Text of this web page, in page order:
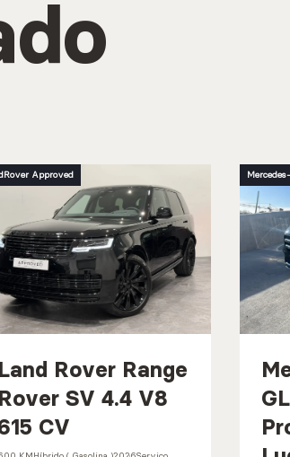
Approved
Land Rover Range
Rover SV 4.4 V8
CV